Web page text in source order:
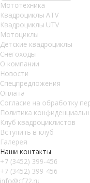
Мототехника
Квадроциклы ATV
Квадроциклы UTV
Мотоциклы
Детские квадроциклы
Снегоходы
О компании
Новости
Спецпредложения
Оплата
Согласие на обработку
Политика
Клуб квадроциклистов
Вступить в клуб
Галерея
Наши контакты
+7 (3452) 399-456
+7 (3452) 399-456
info@cf72.ru